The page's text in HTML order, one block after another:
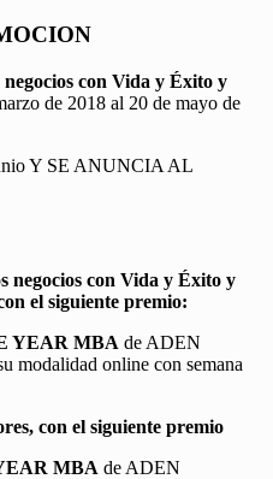
con Vida y Éxito y
de 2018 al 20 de mayo de
Y SE ANUNCIA AL
negocios con Vida y Éxito y
el siguiente premio:
YEAR MBA de ADEN
modalidad online con semana
con el siguiente premio
MBA de ADEN